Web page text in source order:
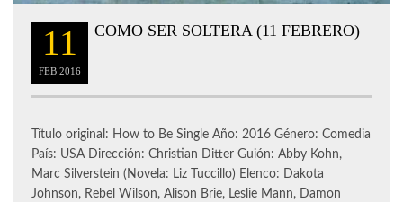
11
FEB 2016
COMO SER SOLTERA (11 FEBRERO)
Título original: How to Be Single Año: 2016 Género: Comedia
País: USA Dirección: Christian Ditter Guión: Abby Kohn,
Marc Silverstein (Novela: Liz Tuccillo) Elenco: Dakota
Johnson, Rebel Wilson, Alison Brie, Leslie Mann, Damon